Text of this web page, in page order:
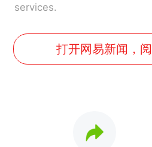
services.
打开网易新闻，